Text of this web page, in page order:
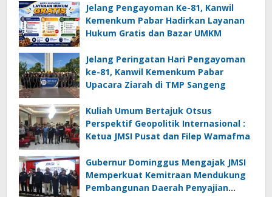
Jelang Pengayoman Ke-81, Kanwil
Kemenkum Pabar Hadirkan Layanan
Hukum Gratis dan Bazar UMKM
Jelang Peringatan Hari Pengayoman
ke-81, Kanwil Kemenkum Pabar
Upacara Ziarah di TMP Sangeng
Kuliah Umum Bertajuk Otsus
Perspektif Geopolitik Internasional :
Ketua JMSI Pusat dan Filep Wamafma
Gubernur Dominggus Mengajak JMSI
Memperkuat Kemitraan Mendukung
Pembangunan Daerah Penyajian